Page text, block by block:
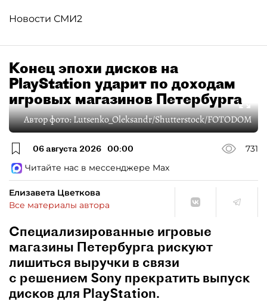
Новости СМИ2
Конец эпохи дисков на
PlayStation ударит по доходам
игровых магазинов Петербурга
Автор фото:Lutsenko_Oleksandr/Shutterstock/FOTODOM
06 августа 2026 00:00
731
Читайте нас в мессенджере Max
Елизавета Цветкова
Все материалы автора
Специализированные игровые
магазины Петербурга рискуют
лишиться выручки в связи
с решением Sony прекратить выпуск
дисков для PlayStation.